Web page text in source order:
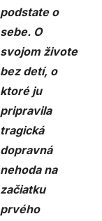
podstate o
sebe. O
svojom živote
bez detí, o
ktoré ju
pripravila
tragická
dopravná
nehoda na
začiatku
prvého